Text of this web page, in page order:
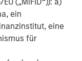
ein
eine
für